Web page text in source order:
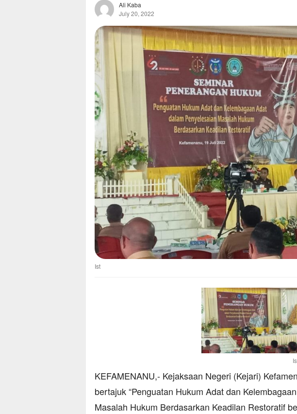
Ali Kaba
July 20, 2022
Ist
KEFAMENANU,- Kejaksaan Negeri (Kejari)
bertajuk “Penguatan Hukum Adat dan
Masalah Hukum Berdasarkan Keadilan Restoratif